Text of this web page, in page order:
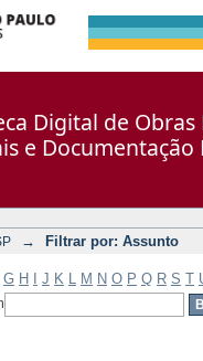
Digital de Obras
e Documentação
→ Filtrar por: Assunto
G H J K M N O P Q R S T